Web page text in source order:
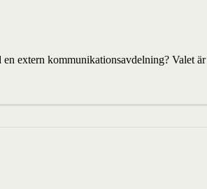
extern kommunikationsavdelning? Valet är